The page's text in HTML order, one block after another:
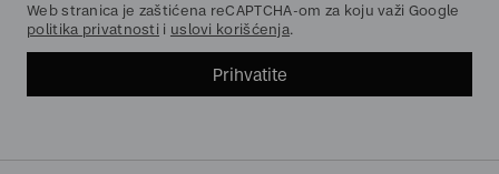
Web stranica je zaštićena reCAPTCHA-om za koju važi Google
politika privatnosti i uslovi korišćenja.
Prihvatite